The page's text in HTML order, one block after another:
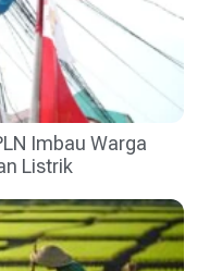
Imbau Warga
Listrik